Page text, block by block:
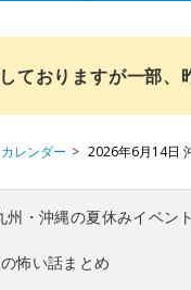
ておりますが一部、
レンダー 2026年6月14日
・沖縄の夏休みイベン
怖い話まとめ